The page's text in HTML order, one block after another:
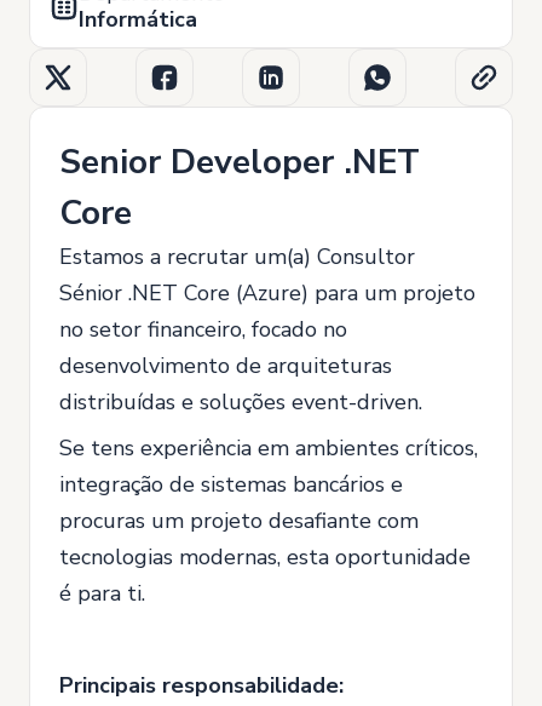
Informática
Senior Developer .NET
Core
Estamos a recrutar um(a) Consultor
Sénior .NET Core (Azure) para um projeto
no setor financeiro, focado no
desenvolvimento de arquiteturas
distribuídas e soluções event-driven.
Se tens experiência em ambientes críticos,
integração de sistemas bancários e
procuras um projeto desafiante com
tecnologias modernas, esta oportunidade
é para ti.
Principais responsabilidade: